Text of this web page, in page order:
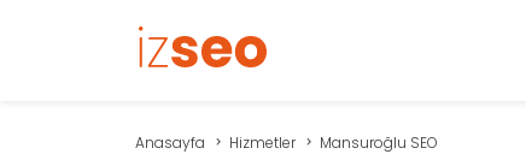
Anasayfa Hizmetler Mansuroğlu SEO